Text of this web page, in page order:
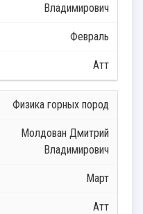
Владимирович
Февраль
Атт
Физика горных пород
Молдован Дмитрий
Владимирович
Март
Атт